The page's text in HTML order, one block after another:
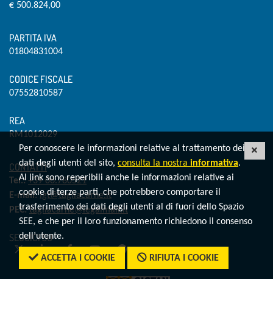
€ 500.824,00
PARTITA IVA
01804831004
CODICE FISCALE
07552810587
REA
RM1012029
CONTATTI
Tel.: +39 06.780521
E-mail: igt@tagliacarne.it
PEC: tagliacarne@legalmail.it
SEGUICI SU
Twitter YouTube Spotify
Per conoscere le informazioni relative al trattamento dei
dati degli utenti del sito, consulta la nostra informativa.
Al link sono reperibili anche le informazioni relative ai
cookie di terze parti, che potrebbero comportare il
trasferimento dei dati degli utenti al di fuori dello Spazio
SEE, e che per il loro funzionamento richiedono il consenso
dell’utente.
ACCETTA I COOKIE RIFIUTA I COOKIE